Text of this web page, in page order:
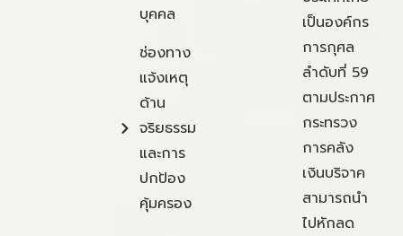
บุคคล
ช่องทาง
แจ้งเหตุ
ด้าน
จริยธรรม
และการ
ปกป้อง
คุ้มครอง
เป็นองค์กร
การกุศล
ลำดับที่ 59
ตามประกาศ
กระทรวง
การคลัง
เงินบริจาค
สามารถนำ
ไปหักลด